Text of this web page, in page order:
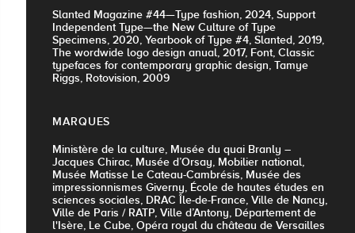
Slanted Magazine #44—Type fashion, 2024, Support
Independent Type—the New Culture of Type
Specimens, 2020, Yearbook of Type #4, Slanted, 2019,
The wordwide logo design anual, 2017, Font, Classic
typefaces for contemporary graphic design, Tamye
Riggs, Rotovision, 2009
MARQUES
Ministère de la culture, Musée du quai Branly –
Jacques Chirac, Musée d’Orsay, Mobilier national,
Musée Matisse Le Cateau-Cambrésis, Musée des
impressionnismes Giverny, École de hautes études en
sciences sociales, DRAC Île-de-France, Ville de Nancy,
Ville de Paris / RATP, Ville d’Antony, Département de
l'Isère, Le Cube, Opéra royal du château de Versailles